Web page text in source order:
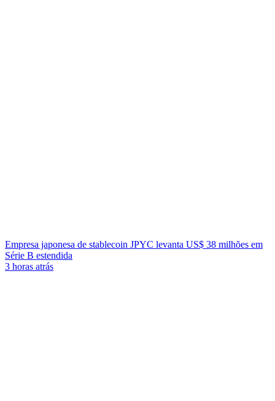
Empresa japonesa de stablecoin JPYC levanta US$ 38 milhões em
Série B estendida
3 horas atrás